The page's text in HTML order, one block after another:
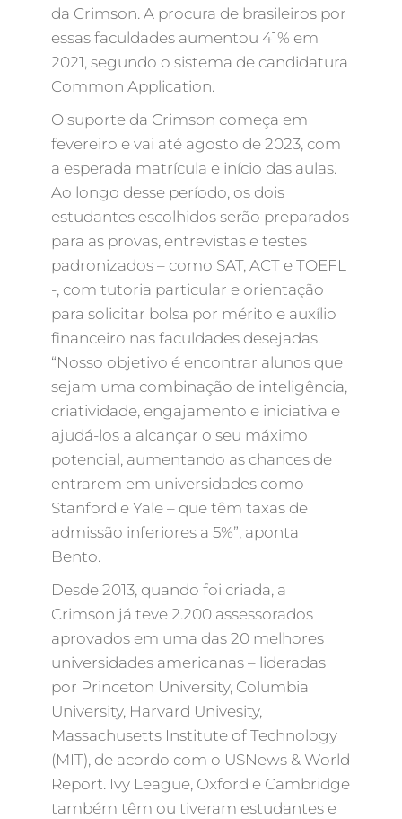
da Crimson. A procura de brasileiros por
essas faculdades aumentou 41% em
2021, segundo o sistema de candidatura
Common Application.
O suporte da Crimson começa em
fevereiro e vai até agosto de 2023, com
a esperada matrícula e início das aulas.
Ao longo desse período, os dois
estudantes escolhidos serão preparados
para as provas, entrevistas e testes
padronizados – como SAT, ACT e TOEFL
-, com tutoria particular e orientação
para solicitar bolsa por mérito e auxílio
financeiro nas faculdades desejadas.
“Nosso objetivo é encontrar alunos que
sejam uma combinação de inteligência,
criatividade, engajamento e iniciativa e
ajudá-los a alcançar o seu máximo
potencial, aumentando as chances de
entrarem em universidades como
Stanford e Yale – que têm taxas de
admissão inferiores a 5%”, aponta
Bento.
Desde 2013, quando foi criada, a
Crimson já teve 2.200 assessorados
aprovados em uma das 20 melhores
universidades americanas – lideradas
por Princeton University, Columbia
University, Harvard Univesity,
Massachusetts Institute of Technology
(MIT), de acordo com o USNews & World
Report. Ivy League, Oxford e Cambridge
também têm ou tiveram estudantes e